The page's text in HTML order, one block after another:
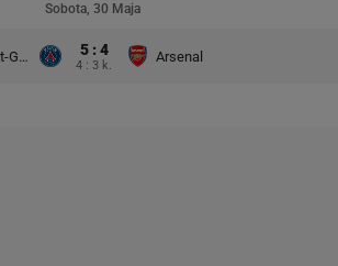
Sobota, 30 Maja
Paris Saint-Germain 5 : 4
4 : 3 k.
Arsenal